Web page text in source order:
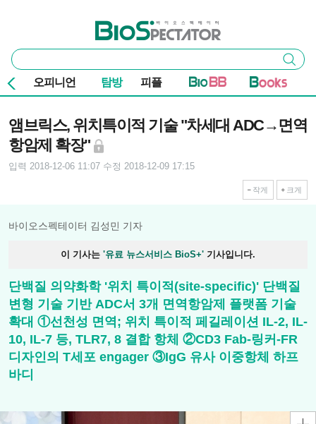
바이오스펙테이터
통
합
검
색
검색
오피니언 탐방 피플
앰브릭스, 위치특이적 기술 "차세대 ADC→면역
항암제 확장"
입력 2018-12-06 11:07 수정 2018-12-09 17:15
작게 크게
바이오스펙테이터 김성민 기자
이 기사는 '유료 뉴스서비스 BioS+' 기사입니다.
단백질 의약화학 '위치 특이적(site-specific)' 단백질
변형 기술 기반 ADC서 3개 면역항암제 플랫폼 기술
확대 ①선천성 면역; 위치 특이적 페길레이션 IL-2, IL-
10, IL-7 등, TLR7, 8 결합 항체 ②CD3 Fab-링커-FR
디자인의 T세포 engager ③IgG 유사 이중항체 하프
바디